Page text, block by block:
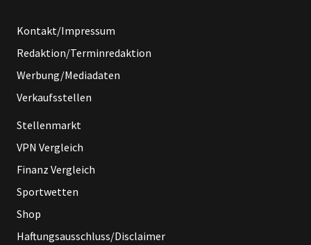
Kontakt/Impressum
Redaktion/Terminredaktion
Werbung/Mediadaten
Verkaufsstellen
Stellenmarkt
VPN Vergleich
Finanz Vergleich
Sportwetten
Shop
Haftungsausschluss/Disclaimer